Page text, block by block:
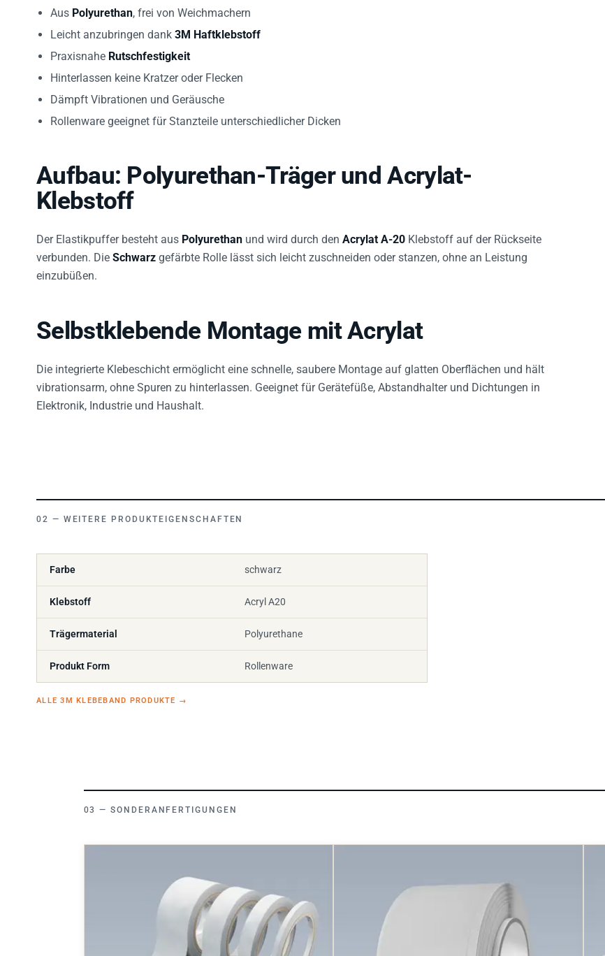
Aus Polyurethan, frei von Weichmachern
Leicht anzubringen dank 3M Haftklebstoff
Praxisnahe Rutschfestigkeit
Hinterlassen keine Kratzer oder Flecken
Dämpft Vibrationen und Geräusche
Rollenware geeignet für Stanzteile unterschiedlicher Dicken
Aufbau: Polyurethan-Träger und Acrylat-
Klebstoff
Der Elastikpuffer besteht aus Polyurethan und wird durch den Acrylat A-20 Klebstoff auf der Rückseite
verbunden. Die Schwarz gefärbte Rolle lässt sich leicht zuschneiden oder stanzen, ohne an Leistung
einzubüßen.
Selbstklebende Montage mit Acrylat
Die integrierte Klebeschicht ermöglicht eine schnelle, saubere Montage auf glatten Oberflächen und hält
vibrationsarm, ohne Spuren zu hinterlassen. Geeignet für Gerätefüße, Abstandhalter und Dichtungen in
Elektronik, Industrie und Haushalt.
WEITERE PRODUKTEIGENSCHAFTEN
Farbe schwarz
Klebstoff Acryl A20
Trägermaterial Polyurethane
Produkt Form Rollenware
ALLE 3M KLEBEBAND PRODUKTE →
SONDERANFERTIGUNGEN